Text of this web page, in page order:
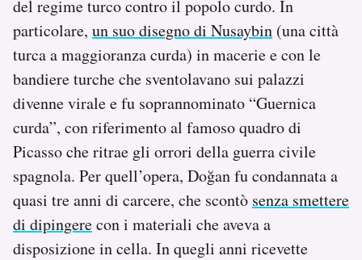
Hai bisogno di aiuto?
del regime turco contro il popolo curdo. In
particolare, un suo disegno di Nusaybin (una città
turca a maggioranza curda) in macerie e con le
bandiere turche che sventolavano sui palazzi
divenne virale e fu soprannominato “Guernica
curda”, con riferimento al famoso quadro di
Picasso che ritrae gli orrori della guerra civile
spagnola. Per quell’opera, Doğan fu condannata a
quasi tre anni di carcere, che scontò senza smettere
di dipingerecon i materiali che aveva a
disposizione in cella. In quegli anni ricevette